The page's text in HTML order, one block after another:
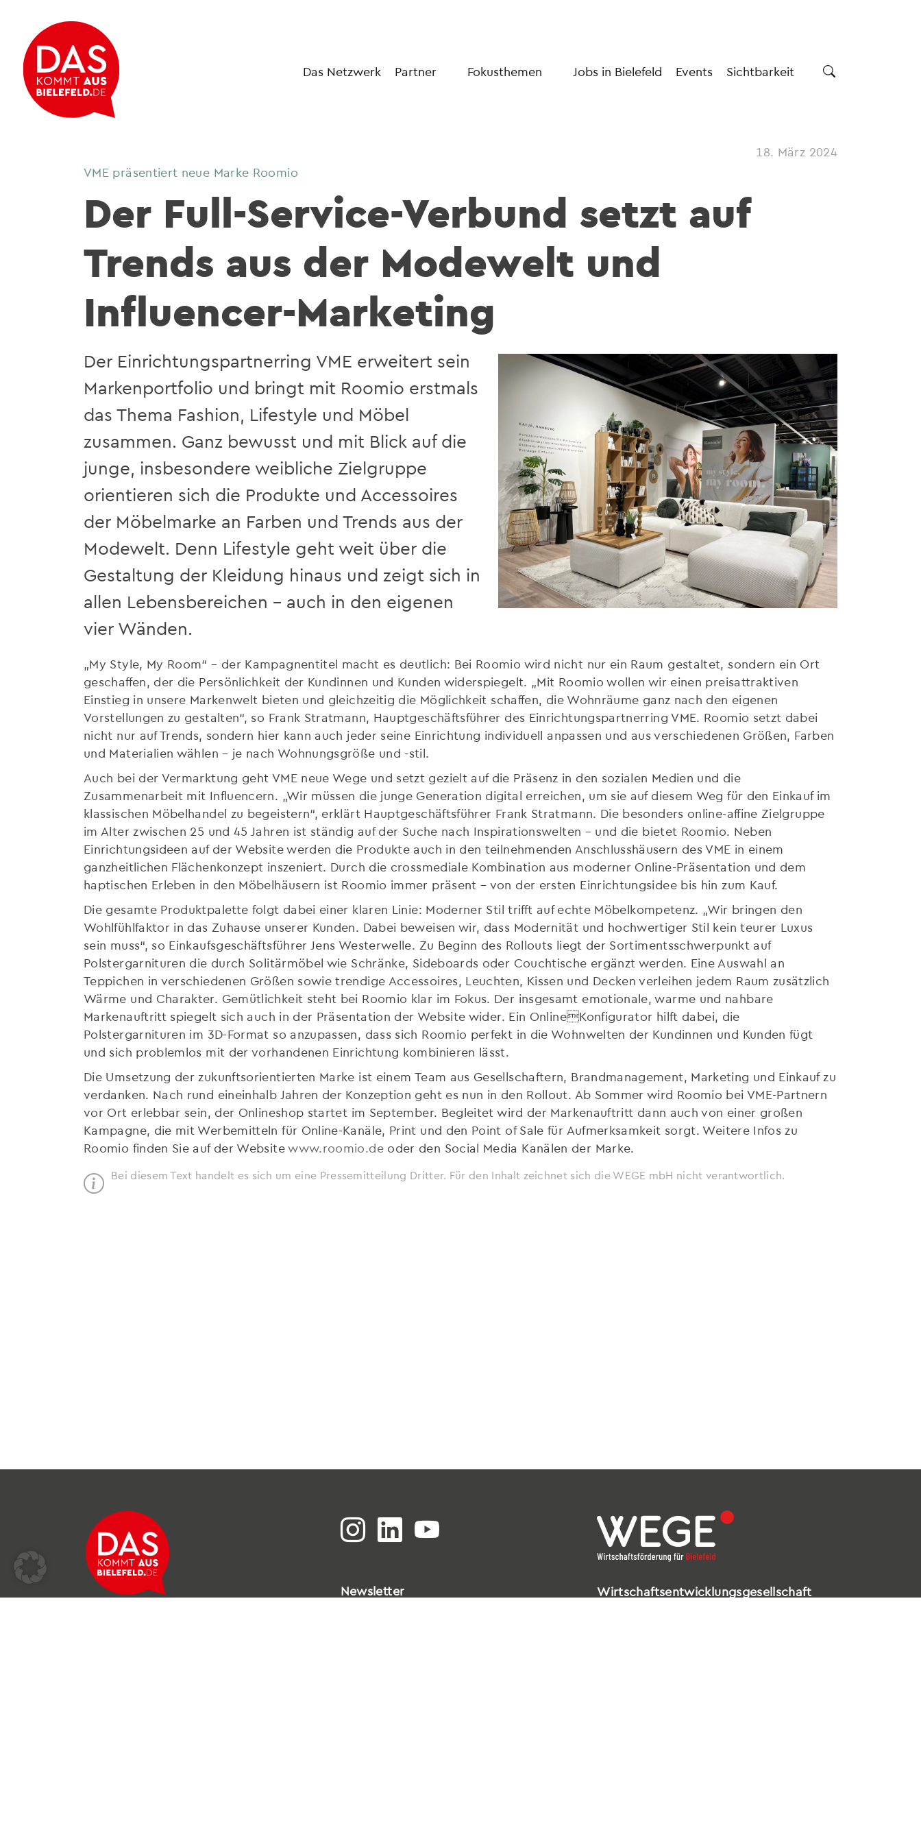
Das Netzwerk Partner Fokusthemen Jobs in Bielefeld Events Sichtbarkeit
18. März 2024
VME präsentiert neue Marke Roomio
Der Full-Service-Verbund setzt auf
Trends aus der Modewelt und
Influencer-Marketing
Der Einrichtungspartnerring VME erweitert sein
Markenportfolio und bringt mit Roomio erstmals
das Thema Fashion, Lifestyle und Möbel
zusammen. Ganz bewusst und mit Blick auf die
junge, insbesondere weibliche Zielgruppe
orientieren sich die Produkte und Accessoires
der Möbelmarke an Farben und Trends aus der
Modewelt. Denn Lifestyle geht weit über die
Gestaltung der Kleidung hinaus und zeigt sich in
allen Lebensbereichen – auch in den eigenen
vier Wänden.
„My Style, My Room“ – der Kampagnentitel macht es deutlich: Bei Roomio wird nicht nur ein Raum gestaltet, sondern ein Ort
geschaffen, der die Persönlichkeit der Kundinnen und Kunden widerspiegelt. „Mit Roomio wollen wir einen preisattraktiven
Einstieg in unsere Markenwelt bieten und gleichzeitig die Möglichkeit schaffen, die Wohnräume ganz nach den eigenen
Vorstellungen zu gestalten“, so Frank Stratmann, Hauptgeschäftsführer des Einrichtungspartnerring VME. Roomio setzt dabei
nicht nur auf Trends, sondern hier kann auch jeder seine Einrichtung individuell anpassen und aus verschiedenen Größen, Farben
und Materialien wählen – je nach Wohnungsgröße und -stil.
Auch bei der Vermarktung geht VME neue Wege und setzt gezielt auf die Präsenz in den sozialen Medien und die
Zusammenarbeit mit Influencern. „Wir müssen die junge Generation digital erreichen, um sie auf diesem Weg für den Einkauf im
klassischen Möbelhandel zu begeistern“, erklärt Hauptgeschäftsführer Frank Stratmann. Die besonders online-affine Zielgruppe
im Alter zwischen 25 und 45 Jahren ist ständig auf der Suche nach Inspirationswelten – und die bietet Roomio. Neben
Einrichtungsideen auf der Website werden die Produkte auch in den teilnehmenden Anschlusshäusern des VME in einem
ganzheitlichen Flächenkonzept inszeniert. Durch die crossmediale Kombination aus moderner Online-Präsentation und dem
haptischen Erleben in den Möbelhäusern ist Roomio immer präsent – von der ersten Einrichtungsidee bis hin zum Kauf.
Die gesamte Produktpalette folgt dabei einer klaren Linie: Moderner Stil trifft auf echte Möbelkompetenz. „Wir bringen den
Wohlfühlfaktor in das Zuhause unserer Kunden. Dabei beweisen wir, dass Modernität und hochwertiger Stil kein teurer Luxus
sein muss“, so Einkaufsgeschäftsführer Jens Westerwelle. Zu Beginn des Rollouts liegt der Sortimentsschwerpunkt auf
Polstergarnituren die durch Solitärmöbel wie Schränke, Sideboards oder Couchtische ergänzt werden. Eine Auswahl an
Teppichen in verschiedenen Größen sowie trendige Accessoires, Leuchten, Kissen und Decken verleihen jedem Raum zusätzlich
Wärme und Charakter. Gemütlichkeit steht bei Roomio klar im Fokus. Der insgesamt emotionale, warme und nahbare
Markenauftritt spiegelt sich auch in der Präsentation der Website wider. Ein OnlineKonfigurator hilft dabei, die
Polstergarnituren im 3D-Format so anzupassen, dass sich Roomio perfekt in die Wohnwelten der Kundinnen und Kunden fügt
und sich problemlos mit der vorhandenen Einrichtung kombinieren lässt.
Die Umsetzung der zukunftsorientierten Marke ist einem Team aus Gesellschaftern, Brandmanagement, Marketing und Einkauf zu
verdanken. Nach rund eineinhalb Jahren der Konzeption geht es nun in den Rollout. Ab Sommer wird Roomio bei VME-Partnern
vor Ort erlebbar sein, der Onlineshop startet im September. Begleitet wird der Markenauftritt dann auch von einer großen
Kampagne, die mit Werbemitteln für Online-Kanäle, Print und den Point of Sale für Aufmerksamkeit sorgt. Weitere Infos zu
Roomio finden Sie auf der Websitewww.roomio.deoder den Social Media Kanälen der Marke.
Bei diesem Text handelt es sich um eine Pressemitteilung Dritter. Für den Inhalt zeichnet sich die WEGE mbH nicht verantwortlich.
Newsletter
Wirtschaftsentwicklungsgesellschaft